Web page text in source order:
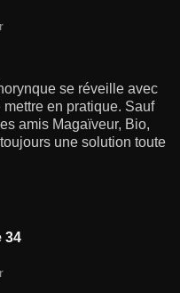
se réveille avec
en pratique. Sauf
amis Magaïveur, Bio,
une solution toute
34